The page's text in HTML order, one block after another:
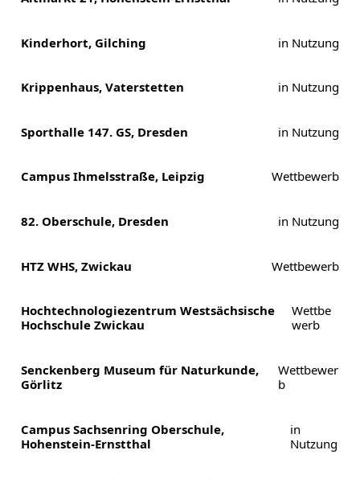
Kinderhort, Gilching in Nutzung
Krippenhaus, Vaterstetten in Nutzung
Sporthalle 147. GS, Dresden in Nutzung
Campus Ihmelsstraße, Leipzig Wettbewerb
82. Oberschule, Dresden in Nutzung
HTZ WHS, Zwickau Wettbewerb
Hochtechnologiezentrum Westsächsische
Hochschule Zwickau
Wettbe
werb
Senckenberg Museum für Naturkunde,
Görlitz
Wettbewer
b
Campus Sachsenring Oberschule,
Hohenstein-Ernstthal
in
Nutzung